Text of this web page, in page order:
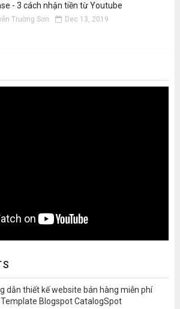
- 3 cách nhận tiền từ Youtube
Trường Sơn Dec 13, 2019
dẫn thiết kế website bán hàng miễn phí
Template Blogspot CatalogSpot